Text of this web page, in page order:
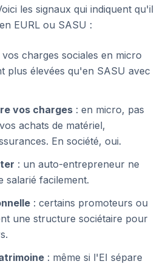
les signaux qui indiquent qu'il
EURL ou SASU :
vos charges sociales en micro
plus élevées qu'en SASU avec
vos charges : en micro, pas
achats de matériel,
En société, oui.
: un auto-entrepreneur ne
salarié facilement.
: certains promoteurs ou
une structure sociétaire pour
: même si l'EI sépare